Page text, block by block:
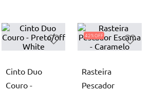
Cinto Duo
Couro -
42%
Rasteira
Pescador